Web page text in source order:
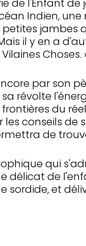
de l'Enfant
Indien,
jambes
il y en a
Choses.
par son
révolte
du
les conseils de
de
qui
délicat de
sordide, et